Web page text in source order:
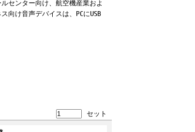
センター向け、航空機産業およ
向け音声デバイスは、PCにUSB
セット